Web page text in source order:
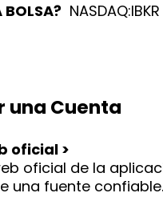
BOLSA? NASDAQ:IBKR
una Cuenta
oficial >
oficial de la
una fuente confiable.